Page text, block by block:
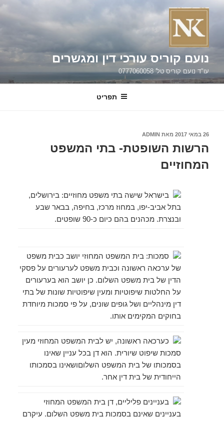
דילוג
נועם קוריס עורכי דין ומגשרים
עו"ד נועם קוריס טל' 0777060058
תפריט
פורסם
26 במאי 2017 מאת ADMIN
הרשות השופטת- בתי המשפט
המחוזיים
בישראל שישה בתי משפט מחוזיים: בירושלים,
בתל אביב-יפו, במחוז מרכז, בחיפה, בבאר שבע
ובנצרת. מכהנים בהם כיום כ-‏90 שופטים.
סמכות: בית המשפט המחוזי יושב כבית משפט
של ערכאה ראשונה וכבית משפט לערעורים על פסקי
הדין של בית משפט השלום. כן יושב הוא בערעורים
על החלטות שיפוטיות ומעין שיפוטיות שונות של בתי
דין מינהליים ושל גופים שונים, על פי סמכות מיוחדת
בחוקים המקימים אותו.
כערכאה ראשונה, יש לבית המשפט המחוזי מעין
סמכות שיפוט שיורית. הוא דן בכל עניין שאינו
בסמכותו של בית המשפט השלוםושאינו בסמכותו
הייחודית של בית דין אחר.
בעניינים פליליים, דן בית המשפט המחוזי
בעניינים שאינם בסמכות בית משפט השלום. עיקרם